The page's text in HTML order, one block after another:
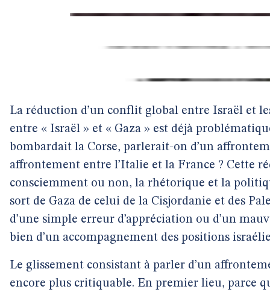
La réduction d’un conflit global entre Israël et
entre « Israël » et « Gaza » est déjà
bombardait la Corse, parlerait-on d’un
affrontement entre l’Italie et la France ? Cette
consciemment ou non, la rhétorique et la
sort de Gaza de celui de la Cisjordanie et des
d’une simple erreur d’appréciation ou d’un
bien d’un accompagnement des positions
Le glissement consistant à parler d’un
encore plus critiquable. En premier lieu, parce